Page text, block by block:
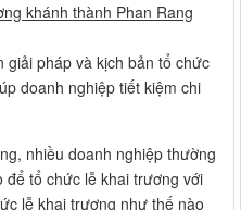
khánh thành Phan Rang
giải pháp và kịch bản tổ chức
doanh nghiệp tiết kiệm chi
nhiều doanh nghiệp thường
để tổ chức lễ khai trương với
lễ khai trương như thế nào